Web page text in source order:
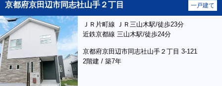
京都府京田辺市同志社山手２丁目 一戸建て
ＪＲ片町線 ＪＲ三山木駅/徒歩23分
近鉄京都線 三山木駅/徒歩24分
京都府京田辺市同志社山手２丁目 3-121
2階建 / 築7年